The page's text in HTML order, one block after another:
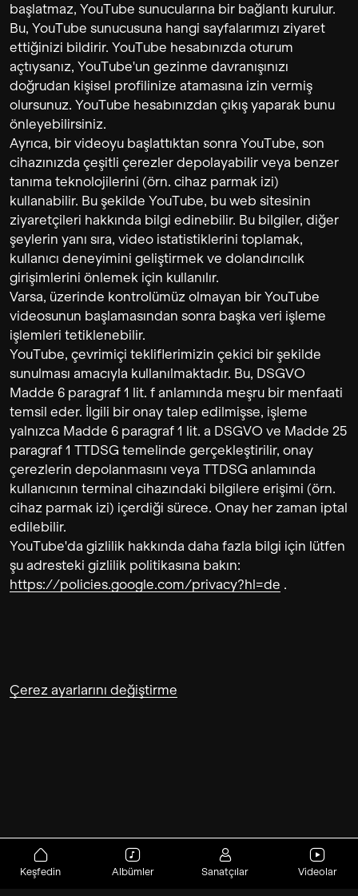
başlatmaz, YouTube sunucularına bir bağlantı kurulur.
Bu, YouTube sunucusuna hangi sayfalarımızı ziyaret
ettiğinizi bildirir. YouTube hesabınızda oturum
açtıysanız, YouTube'un gezinme davranışınızı
doğrudan kişisel profilinize atamasına izin vermiş
olursunuz. YouTube hesabınızdan çıkış yaparak bunu
önleyebilirsiniz.
Ayrıca, bir videoyu başlattıktan sonra YouTube, son
cihazınızda çeşitli çerezler depolayabilir veya benzer
tanıma teknolojilerini (örn. cihaz parmak izi)
kullanabilir. Bu şekilde YouTube, bu web sitesinin
ziyaretçileri hakkında bilgi edinebilir. Bu bilgiler, diğer
şeylerin yanı sıra, video istatistiklerini toplamak,
kullanıcı deneyimini geliştirmek ve dolandırıcılık
girişimlerini önlemek için kullanılır.
Varsa, üzerinde kontrolümüz olmayan bir YouTube
videosunun başlamasından sonra başka veri işleme
işlemleri tetiklenebilir.
YouTube, çevrimiçi tekliflerimizin çekici bir şekilde
sunulması amacıyla kullanılmaktadır. Bu, DSGVO
Madde 6 paragraf 1 lit. f anlamında meşru bir menfaati
temsil eder. İlgili bir onay talep edilmişse, işleme
yalnızca Madde 6 paragraf 1 lit. a DSGVO ve Madde 25
paragraf 1 TTDSG temelinde gerçekleştirilir, onay
çerezlerin depolanmasını veya TTDSG anlamında
kullanıcının terminal cihazındaki bilgilere erişimi (örn.
cihaz parmak izi) içerdiği sürece. Onay her zaman iptal
edilebilir.
YouTube'da gizlilik hakkında daha fazla bilgi için lütfen
şu adresteki gizlilik politikasına bakın:
https://policies.google.com/privacy?hl=de .
Çerez ayarlarını değiştirme
Keşfedin Albümler Sanatçılar Videolar